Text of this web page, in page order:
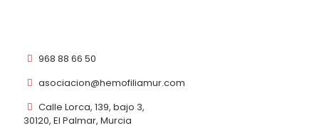
968 88 66 50
asociacion@hemofiliamur.com
Calle Lorca, 139, bajo 3,
30120, El Palmar, Murcia